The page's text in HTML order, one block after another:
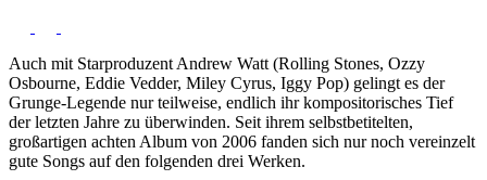
Auch mit Starproduzent Andrew Watt (Rolling Stones, Ozzy
Osbourne, Eddie Vedder, Miley Cyrus, Iggy Pop) gelingt es der
Grunge-Legende nur teilweise, endlich ihr kompositorisches Tief
der letzten Jahre zu überwinden. Seit ihrem selbstbetitelten,
großartigen achten Album von 2006 fanden sich nur noch vereinzelt
gute Songs auf den folgenden drei Werken.